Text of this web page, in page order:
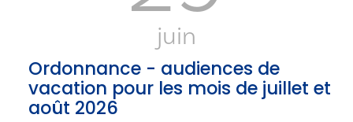
juin
Ordonnance - audiences de
vacation pour les mois de juillet et
août 2026